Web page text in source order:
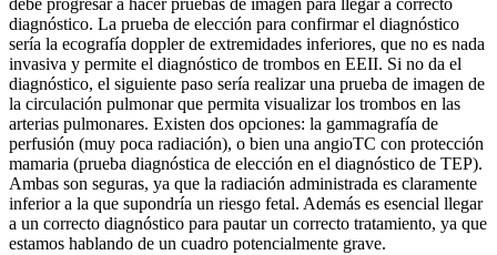
debe progresar a hacer pruebas de imagen para llegar a correcto
diagnóstico. La prueba de elección para confirmar el diagnóstico
sería la ecografía doppler de extremidades inferiores, que no es nada
invasiva y permite el diagnóstico de trombos en EEII. Si no da el
diagnóstico, el siguiente paso sería realizar una prueba de imagen de
la circulación pulmonar que permita visualizar los trombos en las
arterias pulmonares. Existen dos opciones: la gammagrafía de
perfusión (muy poca radiación), o bien una angioTC con protección
mamaria (prueba diagnóstica de elección en el diagnóstico de TEP).
Ambas son seguras, ya que la radiación administrada es claramente
inferior a la que supondría un riesgo fetal. Además es esencial llegar
a un correcto diagnóstico para pautar un correcto tratamiento, ya que
estamos hablando de un cuadro potencialmente grave.